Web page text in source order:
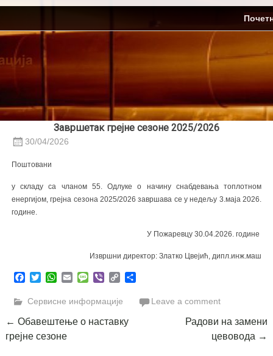
Skip
content
Завршетак грејне сезоне 2025/2026
30/04/2026
Поштовани
у складу са чланом 55. Одлуке о начину снабдевања топлотном
енергијом, грејнa сезонa 2025/2026 завршава се у недељу 3.маја 2026.
године.
У Пожаревцу 30.04.2026. године
Извршни директор: Златко Цвејић, дипл.инж.маш
Facebook
TwitterWhatsApp
EmailMessage
ViberCopy
Сервисне информације Leave a comment
Post
navigation
← Обавештење о наставку
грејне сезоне
Радови на замени
цевовода →